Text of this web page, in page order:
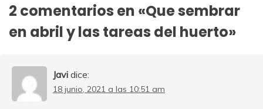
2 comentarios en «Que sembrar
en abril y las tareas del huerto»
Javi dice:
18 junio, 2021 a las 10:51 am